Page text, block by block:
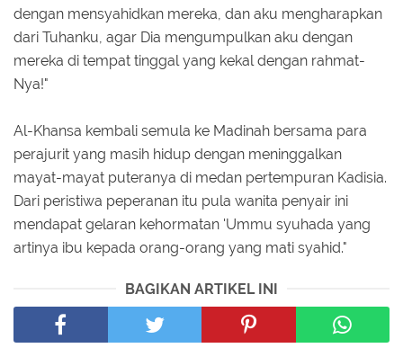
dengan mensyahidkan mereka, dan aku mengharapkan
dari Tuhanku, agar Dia mengumpulkan aku dengan
mereka di tempat tinggal yang kekal dengan rahmat-
Nya!"
Al-Khansa kembali semula ke Madinah bersama para
perajurit yang masih hidup dengan meninggalkan
mayat-mayat puteranya di medan pertempuran Kadisia.
Dari peristiwa peperanan itu pula wanita penyair ini
mendapat gelaran kehormatan 'Ummu syuhada yang
artinya ibu kepada orang-orang yang mati syahid."
BAGIKAN ARTIKEL INI